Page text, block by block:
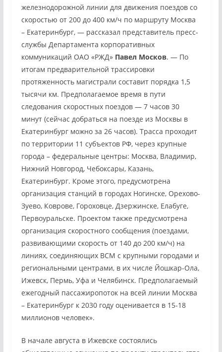
железнодорожной линии для движения поездов со
скоростью от 200 до 400 км/ч по маршруту Москва
– Екатеринбург, — рассказал представитель пресс-
службы Департамента корпоративных
коммуникаций ОАО «РЖД» Павел Москов. — По
итогам предварительной трассировки
протяженность магистрали составит порядка 1,5
тысячи км. Предполагаемое время в пути
следования скоростных поездов — 7 часов 30
минут (сейчас добраться на поезде из Москвы в
Екатеринбург можно за 26 часов). Трасса проходит
по территории 11 субъектов РФ, через крупные
города – федеральные центры: Москва, Владимир,
Нижний Новгород, Чебоксары, Казань,
Екатеринбург. Кроме этого, предусмотрена
организация станций в городах Ногинске, Орехово-
Зуево, Коврове, Гороховце, Дзержинске, Елабуге,
Первоуральске. Проектом также предусмотрена
организация скоростного сообщения (поездами,
развивающими скорость от 140 до 200 км/ч) на
линиях, соединяющих ВСМ с крупными городами и
региональными центрами, в их числе Йошкар-Ола,
Ижевск, Пермь, Уфа и Челябинск. Предполагаемый
ежегодный пассажиропоток на всей линии Москва
– Екатеринбург к 2030 году оценивается в 15-18
миллионов человек».
В начале августа в Ижевске состоялись